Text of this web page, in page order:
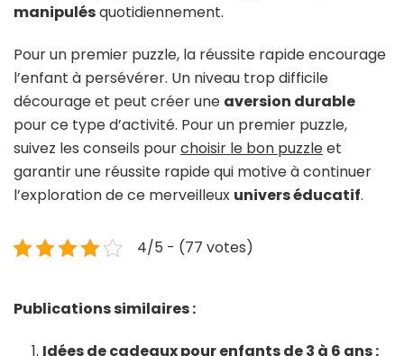
manipulésquotidiennement.
Pour un premier puzzle, la réussite rapide encourage
l’enfant à persévérer. Un niveau trop difficile
décourage et peut créer une aversion durable
pour ce type d’activité. Pour un premier puzzle,
suivez les conseils pourchoisir le bon puzzleet
garantir une réussite rapide qui motive à continuer
l’exploration de ce merveilleux univers éducatif.
4/5 - (77 votes)
Publications similaires :
Idées de cadeaux pour enfants de 3 à 6 ans :